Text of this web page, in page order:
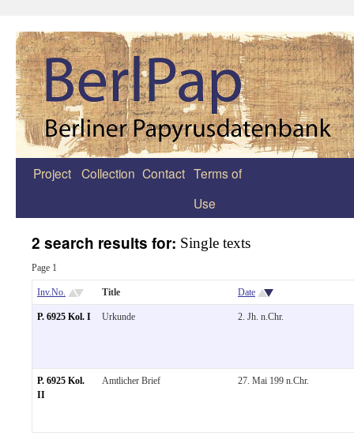
Zum
Project Collection Contact Terms of
Use
2 search results for: Single texts
Page 1
Inv.No. Title Date
P. 6925 Kol. I Urkunde 2. Jh. n.Chr.
P. 6925 Kol.
II
Amtlicher Brief 27. Mai 199 n.Chr.